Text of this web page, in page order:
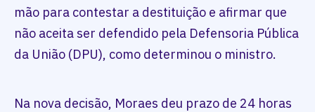
mão para contestar a destituição e afirmar que
não aceita ser defendido pela Defensoria Pública
da União (DPU), como determinou o ministro.
Na nova decisão, Moraes deu prazo de 24 horas